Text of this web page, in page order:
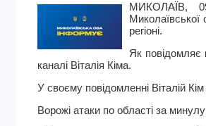
МИКОЛАЇВ,
Миколаївської
регіоні.
Як повідомляє
каналі Віталія Кіма.
У своєму повідомленні Віталій
Ворожі атаки по області за